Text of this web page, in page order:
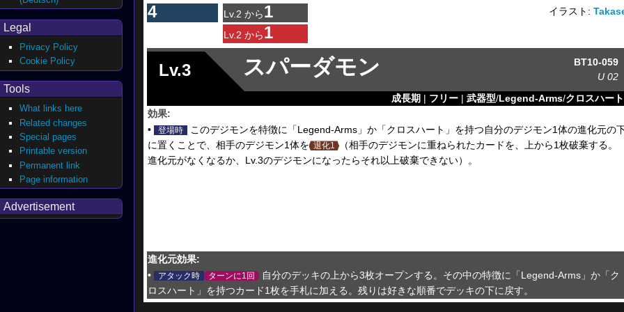
4
Lv.2 から1 イラスト:
Lv.2 から1
Lv.3
スパーダモン
BT10-059
U 02
成長期 | フリー| 武器型/Legend-Arms/クロスハート
効果:
•
登場時
このデジモンを特徴に「Legend-Arms」か「クロスハート」を持つ自分のデジモン1体の進化元の
に置くことで、相手のデジモン1体を 退化1 （相手のデジモンに重ねられたカードを、上から1枚破棄する。
進化元がなくなるか、Lv.3のデジモンになったらそれ以上破棄できない）。
進化元効果:
•
アタック時 ターンに1回 自分のデッキの上から3枚オープンする。その中の特徴に「Legend-Arms」か「ク
ロスハート」を持つカード1枚を手札に加える。残りは好きな順番でデッキの下に戻す。
Legal
Privacy Policy
Cookie Policy
Tools
What links here
Related changes
Special pages
Printable version
Permanent link
Page information
Advertisement